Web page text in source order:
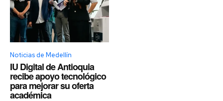
Noticias de Medellín
IU Digital de Antioquia
recibe apoyo tecnológico
para mejorar su oferta
académica